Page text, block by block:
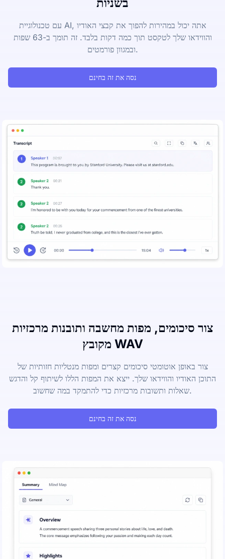
עם טכנולוגיית AI, אתה יכול במהירות להפוך את קבצי האודיו
והווידאו שלך לטקסט תוך כמה דקות בלבד. זה תומך ב-63 שפות
ובמגוון פורמטים.
נסה את זה בחינם
צור סיכומים, מפות מחשבה ותובנות מרכזיות
מקובץ WAV
צור באופן אוטומטי סיכומים קצרים ומפות מנטליות חזותיות של
התוכן האודיו והווידאו שלך. ייצא את המפות הללו לשיתוף קל והדגש
שאלות ותשובות מרכזיות כדי להתמקד במה שחשוב.
נסה את זה בחינם